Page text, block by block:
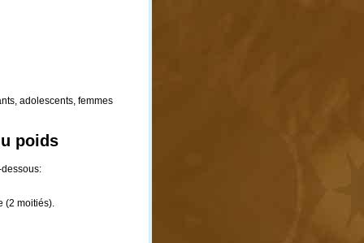
adolescents, femmes
poids
(2 moitiés).